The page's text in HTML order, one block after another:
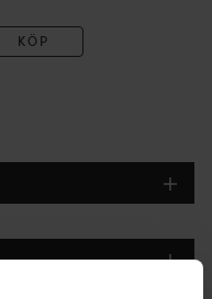
KÖP